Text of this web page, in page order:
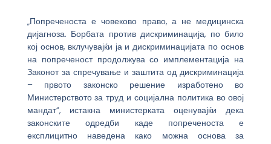
„Попреченоста е човеково право, а не медицинска
дијагноза. Борбата против дискриминација, по било
кој основ, вклучувајќи ја и дискриминацијата по основ
на попреченост продолжува со имплементација на
Законот за спречување и заштита од дискриминација
– првото законско решение изработено во
Министерството за труд и социјална политика во овој
мандат“, истакна министерката оценувајќи дека
законските одредби каде попреченоста е
експлицитно наведена како можна основа за